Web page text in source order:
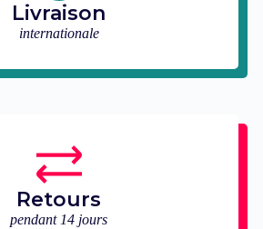
Livraison
internationale
Retours
pendant 14 jours